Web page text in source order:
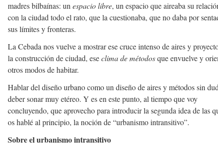
madres bilbaínas: unespacio libre, un espacio que aireaba su
con la ciudad todo el rato, que la cuestionaba, que no daba por
sus límites y fronteras.
La Cebada nos vuelve a mostrar ese cruce intenso de aires y
la construcción de ciudad, eseclima de métodosque envuelve y
otros modos de habitar.
Hablar del diseño urbano como un diseño de aires y métodos sin
deber sonar muy etéreo. Y es en este punto, al tiempo que voy
concluyendo, que aprovecho para introducir la segunda idea de las
os hablé al principio, la noción de “urbanismo intransitivo”.
Sobre el urbanismo intransitivo